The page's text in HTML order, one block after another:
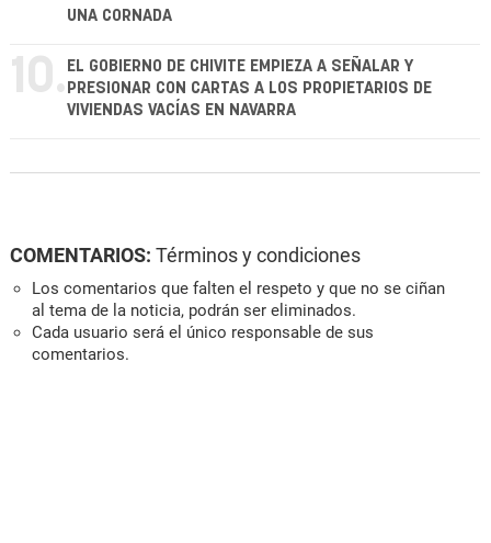
UNA CORNADA
10. EL GOBIERNO DE CHIVITE EMPIEZA A SEÑALAR Y
PRESIONAR CON CARTAS A LOS PROPIETARIOS DE
VIVIENDAS VACÍAS EN NAVARRA
COMENTARIOS: Términos y condiciones
Los comentarios que falten el respeto y que no se ciñan
al tema de la noticia, podrán ser eliminados.
Cada usuario será el único responsable de sus
comentarios.